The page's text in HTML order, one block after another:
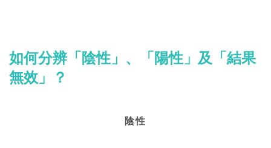
如何分辨「陰性」、「陽性」及「結果
無效」？
陰性